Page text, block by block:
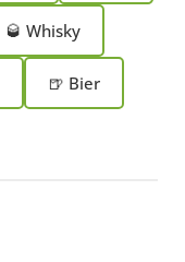
🥃 Whisky
🍺 Bier